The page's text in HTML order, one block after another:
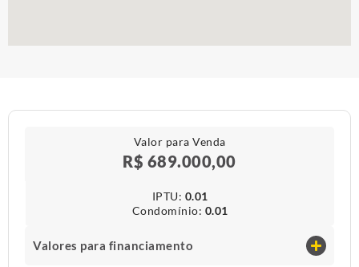
Valor para Venda
R$ 689.000,00
IPTU​: 0.01
Condomínio​: 0.01
Valores para financiamento